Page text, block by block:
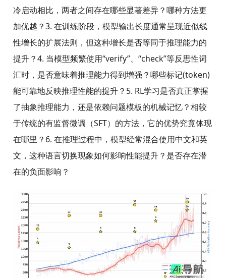
冷启动相比，两者之间存在哪些显著差异？哪种方法更
加优越？3. 在训练阶段，模型输出长度通常呈现近似线
性增长的扩展法则，但这种增长是否等同于推理能力的
提升？4. 当模型频繁使用“verify”、“check”等反思性词
汇时，是否意味着推理能力得到增强？哪些标记(token)
能可靠地反映推理性能的提升？5. RL学习是否真正掌握
了抽象推理能力，还是依赖问题模板的机械记忆？相较
于传统的有监督微调（SFT）的方法，它的优势究竟体现
在哪里？6. 在推理过程中，模型经常混合使用中文和英
文，这种语言切换现象如何影响性能提升？是否存在潜
在的负面影响？